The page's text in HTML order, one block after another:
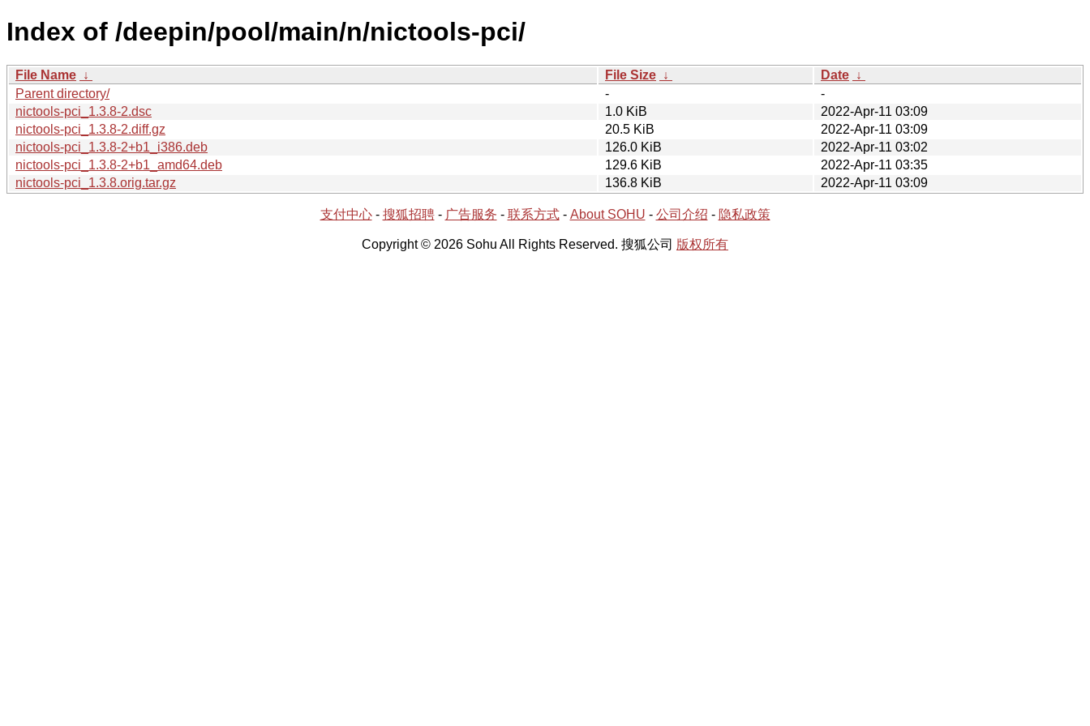
Index of /deepin/pool/main/n/nictools-pci/
File Name ↓ File Size ↓ Date ↓
Parent directory/
-
-
nictools-pci_1.3.8-2.dsc
1.0 KiB
2022-Apr-11 03:09
nictools-pci_1.3.8-2.diff.gz
20.5 KiB
2022-Apr-11 03:09
nictools-pci_1.3.8-2+b1_i386.deb
126.0 KiB
2022-Apr-11 03:02
nictools-pci_1.3.8-2+b1_amd64.deb
129.6 KiB
2022-Apr-11 03:35
nictools-pci_1.3.8.orig.tar.gz
136.8 KiB 2022-Apr-11 03:09
支付中心- 搜狐招聘- 广告服务 - 联系方式- About SOHU - 公司介绍 - 隐私政策
Copyright © 2026 Sohu All Rights Reserved. 搜狐公司 版权所有